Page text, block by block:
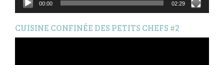
00:00 02:29
CUISINE CONFINÉE DES PETITS CHEFS #2